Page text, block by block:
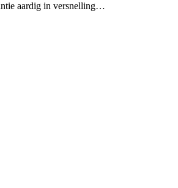
aardig in versnelling…